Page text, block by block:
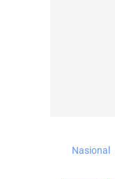
Nasional